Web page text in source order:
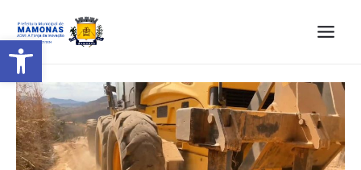
Barra de Ferramentas Aberta